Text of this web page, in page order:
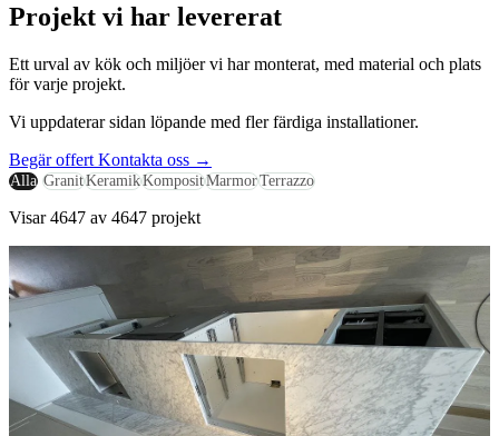
Projekt vi har levererat
Ett urval av kök och miljöer vi har monterat, med material och plats
för varje projekt.
Vi uppdaterar sidan löpande med fler färdiga installationer.
Begär offert Kontakta oss →
Alla GranitKeramikKompositMarmorTerrazzo
Visar 4647 av 4647 projekt